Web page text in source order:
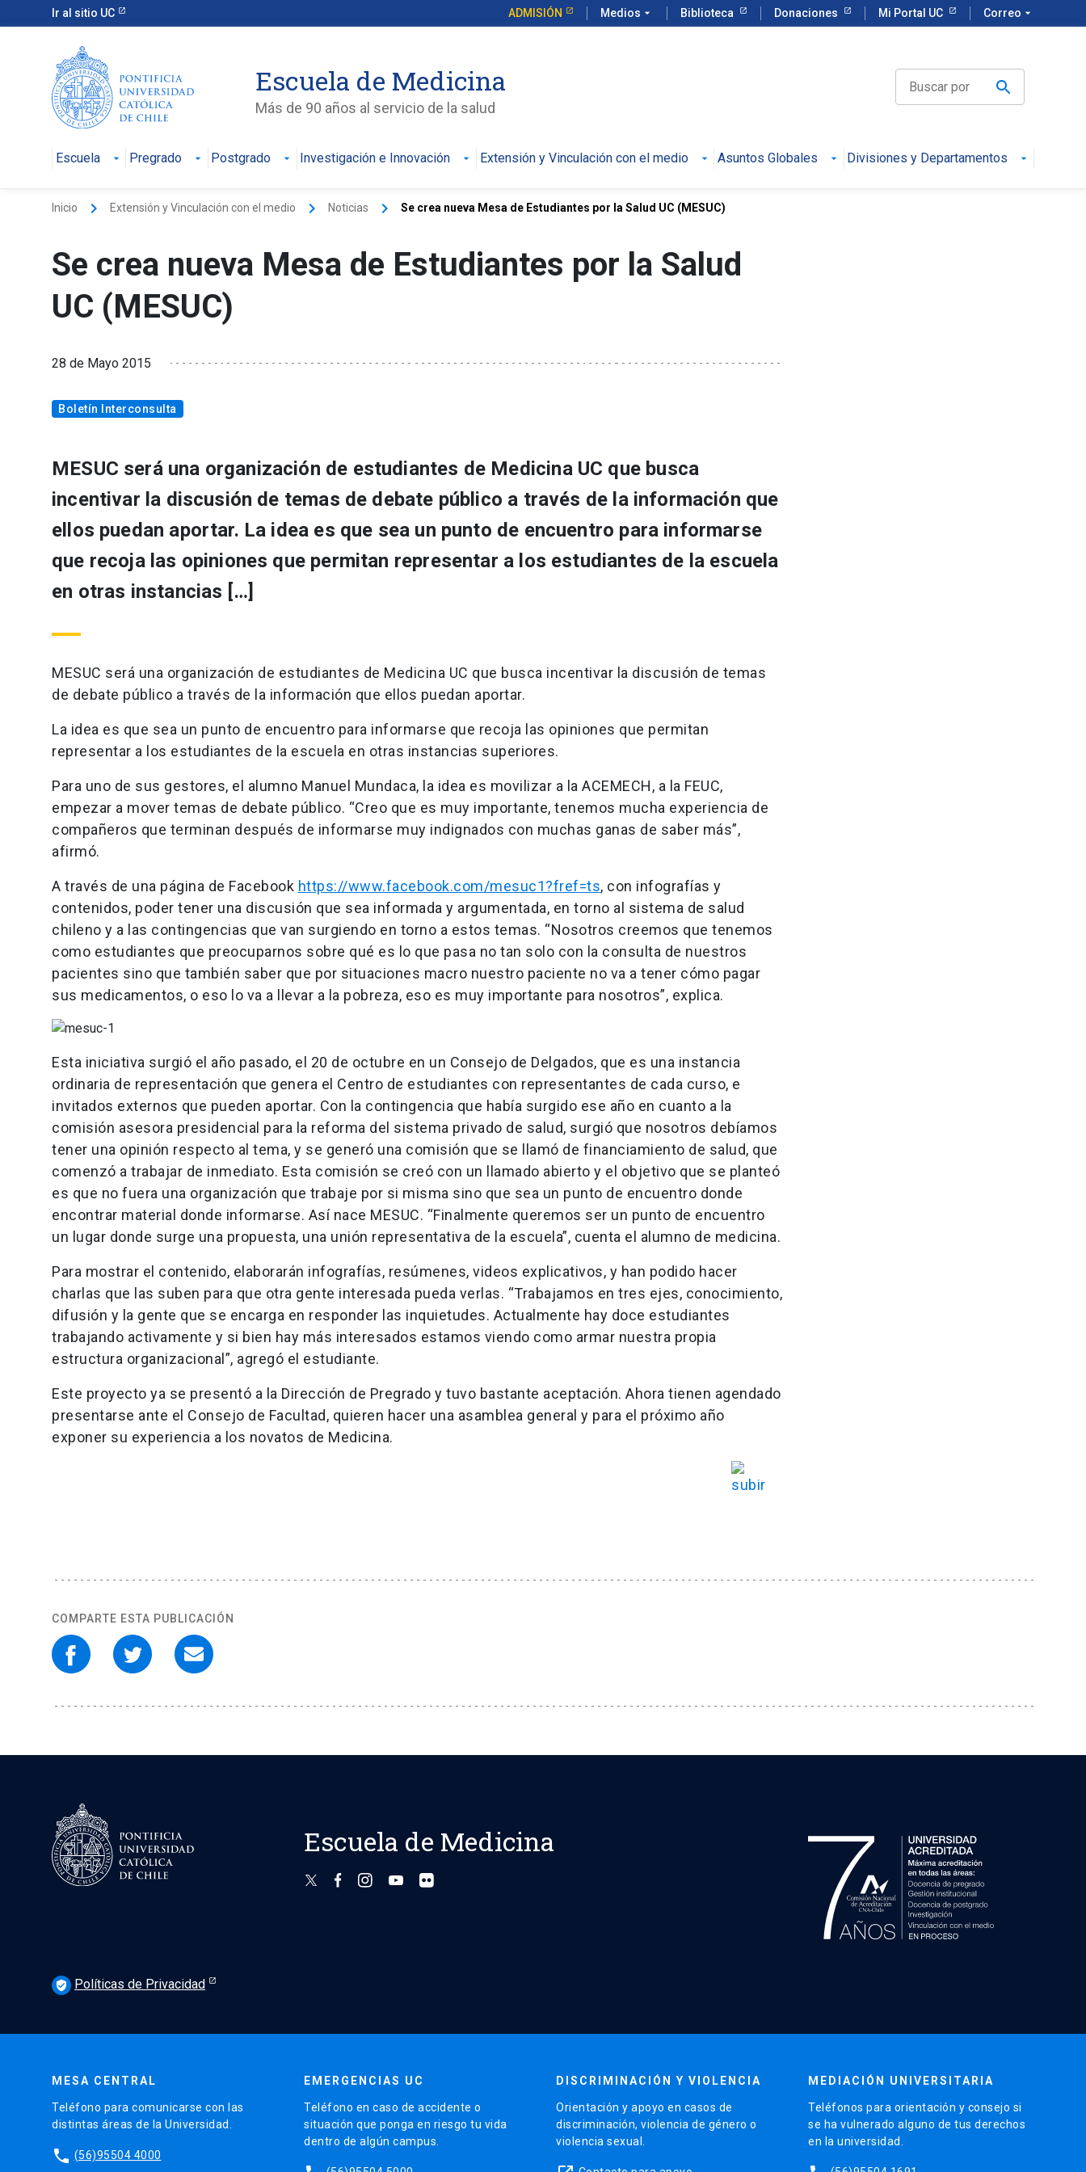
Ir al sitio UC ADMISIÓN Medios arrow_drop_down Biblioteca Donaciones Mi Portal UC Correo arrow_drop_down
Escuela de Medicina
Más de 90 años al servicio de la salud
Escuela Pregrado Postgrado Investigación e Innovación Extensión y Vinculación con el medio Asuntos Globales Divisiones y Departamentos
Inicio keyboard_arrow_right Extensión y Vinculación con el medio keyboard_arrow_right Noticias keyboard_arrow_right Se crea nueva Mesa de Estudiantes por la Salud UC (MESUC)
Se crea nueva Mesa de Estudiantes por la Salud
UC (MESUC)
28 de Mayo 2015
Boletín Interconsulta
MESUC será una organización de estudiantes de Medicina UC que busca
incentivar la discusión de temas de debate público a través de la información que
ellos puedan aportar. La idea es que sea un punto de encuentro para informarse
que recoja las opiniones que permitan representar a los estudiantes de la escuela
en otras instancias […]
MESUC será una organización de estudiantes de Medicina UC que busca incentivar la discusión de temas
de debate público a través de la información que ellos puedan aportar.
La idea es que sea un punto de encuentro para informarse que recoja las opiniones que permitan
representar a los estudiantes de la escuela en otras instancias superiores.
Para uno de sus gestores, el alumno Manuel Mundaca, la idea es movilizar a la ACEMECH, a la FEUC,
empezar a mover temas de debate público. “Creo que es muy importante, tenemos mucha experiencia de
compañeros que terminan después de informarse muy indignados con muchas ganas de saber más”,
afirmó.
A través de una página de Facebook https://www.facebook.com/mesuc1?fref=ts, con infografías y
contenidos, poder tener una discusión que sea informada y argumentada, en torno al sistema de salud
chileno y a las contingencias que van surgiendo en torno a estos temas. “Nosotros creemos que tenemos
como estudiantes que preocuparnos sobre qué es lo que pasa no tan solo con la consulta de nuestros
pacientes sino que también saber que por situaciones macro nuestro paciente no va a tener cómo pagar
sus medicamentos, o eso lo va a llevar a la pobreza, eso es muy importante para nosotros”, explica.
Esta iniciativa surgió el año pasado, el 20 de octubre en un Consejo de Delgados, que es una instancia
ordinaria de representación que genera el Centro de estudiantes con representantes de cada curso, e
invitados externos que pueden aportar. Con la contingencia que había surgido ese año en cuanto a la
comisión asesora presidencial para la reforma del sistema privado de salud, surgió que nosotros debíamos
tener una opinión respecto al tema, y se generó una comisión que se llamó de financiamiento de salud, que
comenzó a trabajar de inmediato. Esta comisión se creó con un llamado abierto y el objetivo que se planteó
es que no fuera una organización que trabaje por si misma sino que sea un punto de encuentro donde
encontrar material donde informarse. Así nace MESUC. “Finalmente queremos ser un punto de encuentro
un lugar donde surge una propuesta, una unión representativa de la escuela”, cuenta el alumno de medicina.
Para mostrar el contenido, elaborarán infografías, resúmenes, videos explicativos, y han podido hacer
charlas que las suben para que otra gente interesada pueda verlas. “Trabajamos en tres ejes, conocimiento,
difusión y la gente que se encarga en responder las inquietudes. Actualmente hay doce estudiantes
trabajando activamente y si bien hay más interesados estamos viendo como armar nuestra propia
estructura organizacional”, agregó el estudiante.
Este proyecto ya se presentó a la Dirección de Pregrado y tuvo bastante aceptación. Ahora tienen agendado
presentarse ante el Consejo de Facultad, quieren hacer una asamblea general y para el próximo año
exponer su experiencia a los novatos de Medicina.
COMPARTE ESTA PUBLICACIÓN
Escuela de Medicina
verified_user Políticas de Privacidad
MESA CENTRAL
Teléfono para comunicarse con las
distintas áreas de la Universidad.
phone (56)95504 4000
EMERGENCIAS UC
Teléfono en caso de accidente o
situación que ponga en riesgo tu vida
dentro de algún campus.
DISCRIMINACIÓN Y VIOLENCIA
Orientación y apoyo en casos de
discriminación, violencia de género o
violencia sexual.
MEDIACIÓN UNIVERSITARIA
Teléfonos para orientación y consejo si
se ha vulnerado alguno de tus derechos
en la universidad.